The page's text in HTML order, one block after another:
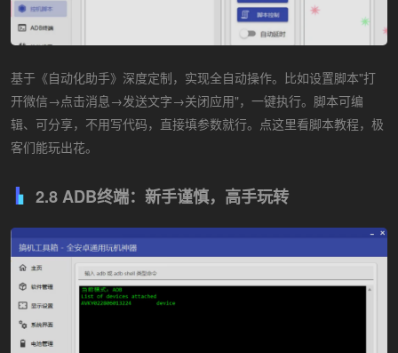
基于《自动化助手》深度定制，实现全自动操作。比如设置脚本"打
开微信→点击消息→发送文字→关闭应用"，一键执行。脚本可编
辑、可分享，不用写代码，直接填参数就行。点这里看脚本教程，极
客们能玩出花。
2.8 ADB终端：新手谨慎，高手玩转